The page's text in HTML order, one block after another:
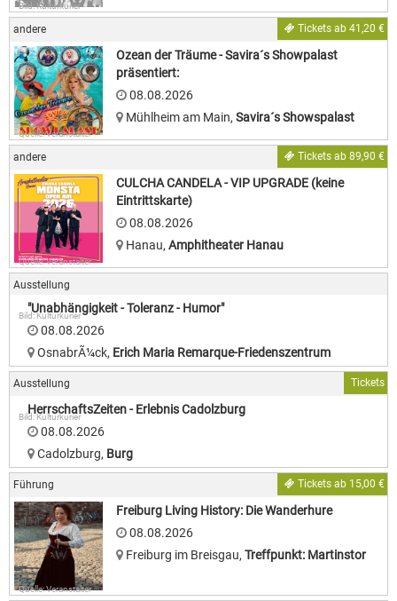
Bild: Kulturkurier
andere Tickets ab 41,20 €
Quelle: Veranstalter
Ozean der Träume - Savira´s Showpalast
präsentiert:
08.08.2026
Mühlheim am Main, Savira´s Showspalast
andere Tickets ab 89,90 €
Quelle: Veranstalter
CULCHA CANDELA - VIP UPGRADE (keine
Eintrittskarte)
08.08.2026
Hanau, Amphitheater Hanau
Ausstellung
Bild: Kulturkurier
"Unabhängigkeit - Toleranz - Humor"
08.08.2026
OsnabrÃ¼ck, Erich Maria Remarque-Friedenszentrum
Ausstellung Tickets
Bild: Kulturkurier
HerrschaftsZeiten - Erlebnis Cadolzburg
08.08.2026
Cadolzburg, Burg
Führung Tickets ab 15,00 €
Quelle: Veranstalter
Freiburg Living History: Die Wanderhure
08.08.2026
Freiburg im Breisgau, Treffpunkt: Martinstor